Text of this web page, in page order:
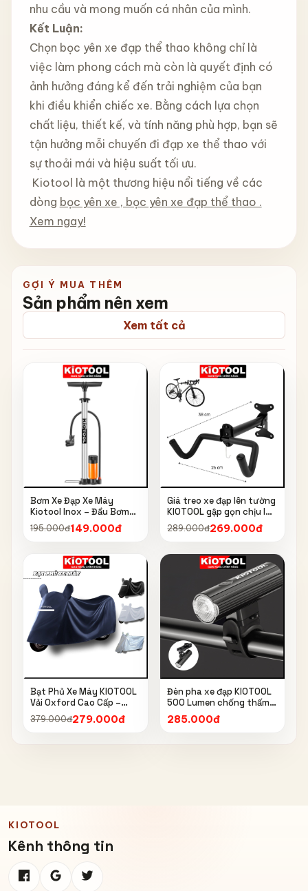
nhu cầu và mong muốn cá nhân của mình.
Kết Luận:
Chọn bọc yên xe đạp thể thao không chỉ là
việc làm phong cách mà còn là quyết định có
ảnh hưởng đáng kể đến trải nghiệm của bạn
khi điều khiển chiếc xe. Bằng cách lựa chọn
chất liệu, thiết kế, và tính năng phù hợp, bạn sẽ
tận hưởng mỗi chuyến đi đạp xe thể thao với
sự thoải mái và hiệu suất tối ưu.
Kiotool là một thương hiệu nổi tiếng về các
dòng bọc yên xe , bọc yên xe đạp thể thao .
Xem ngay!
GỢI Ý MUA THÊM
Sản phẩm nên xem
Xem tất cả
Bơm Xe Đạp Xe Máy
Kiotool Inox – Đầu Bơm
Thông Minh, Kèm Bơm
Bóng, Đồng Hồ 160 PSI
195.000đ149.000đ
Giá treo xe đạp lên tường
KIOTOOL gập gọn chịu lực
cao kèm móc treo mũ bảo
hiểm
289.000đ269.000đ
Bạt Phủ Xe Máy KIOTOOL
Vải Oxford Cao Cấp –
Chống Nắng, Chống Mưa,
Chống Bụi, Chống Tia UV,
379.000đ279.000đ
Đèn pha xe đạp KIOTOOL
500 Lumen chống thấm
nước IPX6 6603
285.000đ
KIOTOOL
Kênh thông tin